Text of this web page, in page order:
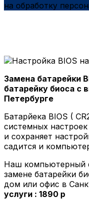
на обработку
Замена батарейки
батарейку биоса с
Петербурге
Батарйека BIOS (
системных
и сохраняет
садится и
Наш компьютерный
замене батарейки
дом или офис в
услуги : 1890 р